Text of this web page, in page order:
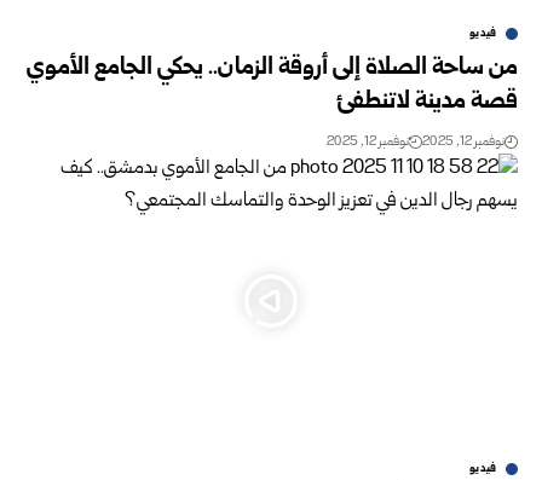
فيديو
من ساحة الصلاة إلى أروقة الزمان.. يحكي الجامع الأموي
قصة مدينة لاتنطفئ
نوفمبر 12, 2025 نوفمبر 12, 2025
فيديو